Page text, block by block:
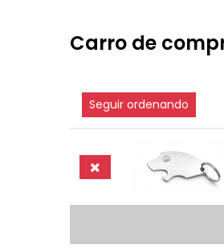
Carro de
Seguir ordenando